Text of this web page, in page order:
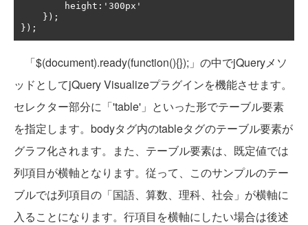
});
「$(document).ready(function(){});」の中でjQueryメソ
ッドとしてjQuery Visualizeプラグインを機能させます。
セレクター部分に「'table'」といった形でテーブル要素
を指定します。bodyタグ内のtableタグのテーブル要素が
グラフ化されます。また、テーブル要素は、既定値では
列項目が横軸となります。従って、このサンプルのテー
ブルでは列項目の「国語、算数、理科、社会」が横軸に
入ることになります。行項目を横軸にしたい場合は後述